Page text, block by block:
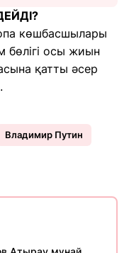
көшбасшылары
осы жиын
қатты әсер
Владимир Путин